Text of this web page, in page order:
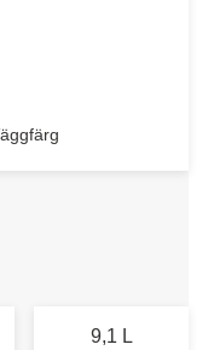
9,1 L